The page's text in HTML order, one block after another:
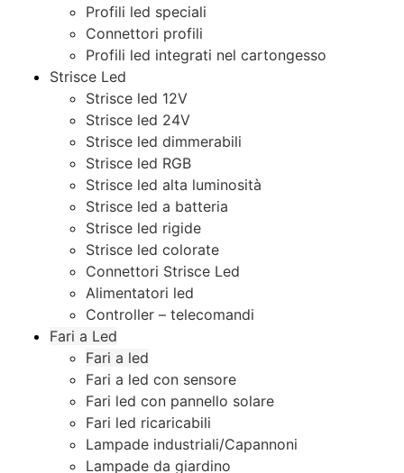
Profili led speciali
Connettori profili
Profili led integrati nel cartongesso
Strisce Led
Strisce led 12V
Strisce led 24V
Strisce led dimmerabili
Strisce led RGB
Strisce led alta luminosità
Strisce led a batteria
Strisce led rigide
Strisce led colorate
Connettori Strisce Led
Alimentatori led
Controller – telecomandi
Fari a Led
Fari a led
Fari a led con sensore
Fari led con pannello solare
Fari led ricaricabili
Lampade industriali/Capannoni
Lampade da giardino